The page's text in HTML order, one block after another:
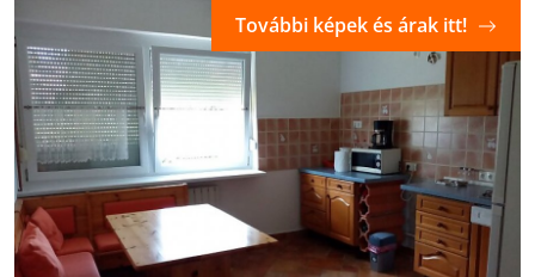
További képek és árak itt!